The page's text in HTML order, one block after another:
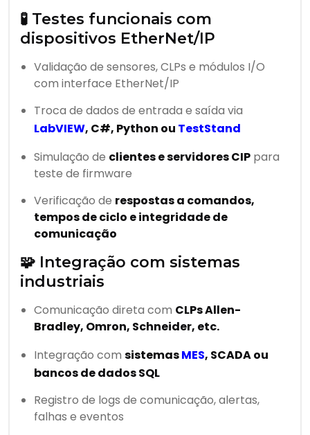
🧪 Testes funcionais com
dispositivos EtherNet/IP
Validação de sensores, CLPs e módulos I/O
com interface EtherNet/IP
Troca de dados de entrada e saída via
LabVIEW, C#, Python ou TestStand
Simulação de clientes e servidores CIP para
teste de firmware
Verificação de respostas a comandos,
tempos de ciclo e integridade de
comunicação
🧩 Integração com sistemas
industriais
Comunicação direta com CLPs Allen-
Bradley, Omron, Schneider, etc.
Integração com sistemasMES, SCADA ou
bancos de dados SQL
Registro de logs de comunicação, alertas,
falhas e eventos